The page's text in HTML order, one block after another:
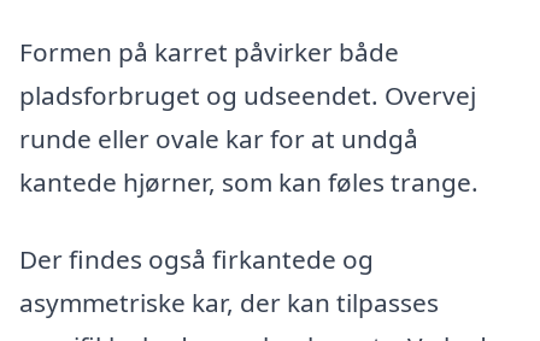
Formen på karret påvirker både
pladsforbruget og udseendet. Overvej
runde eller ovale kar for at undgå
kantede hjørner, som kan føles trange.
Der findes også firkantede og
asymmetriske kar, der kan tilpasses